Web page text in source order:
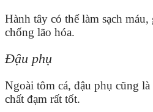
Hành tây có thể làm sạch
chống lão hóa.
Đậu phụ
Ngoài tôm cá, đậu phụ cũng
chất đạm rất tốt.